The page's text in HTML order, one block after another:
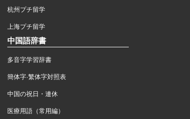
杭州プチ留学
上海プチ留学
中国語辞書
多音字学習辞書
簡体字·繁体字対照表
中国の祝日・連休
医療用語（常用編）